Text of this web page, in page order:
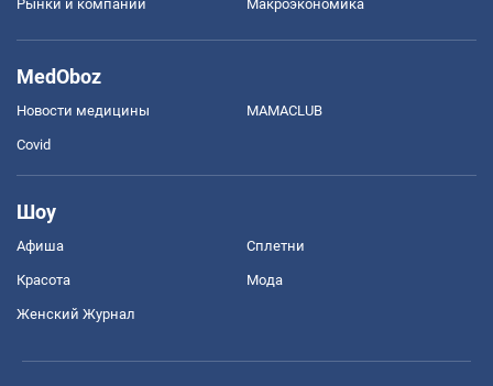
Рынки и компании Mакроэкономика
MedOboz
Новости медицины MAMACLUB
Covid
Шоу
Афиша Сплетни
Красота Мода
Женский Журнал